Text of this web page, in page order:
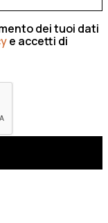
dei tuoi dati
e accetti di